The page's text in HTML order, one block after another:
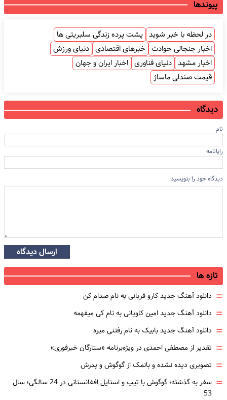
پیوندها
در لحظه با خبر شوید پشت پرده زندگی سلبریتی ها
اخبار جنجالی حوادث خبرهای اقتصادی دنیای ورزش
اخبار مشهد دنیای فناوری اخبار ایران و جهان
قیمت صندلی ماساژ
دیدگاه
نام
رایانامه
دیدگاه خود را بنویسید:
ارسال دیدگاه
تازه ها
= دانلود آهنگ جدید کارو قربانی به نام صدام کن
= دانلود آهنگ جدید امین کاویانی به نام کی میفهمه
= دانلود آهنگ جدید بابیک به نام رفتنی میره
= تقدیر از مصطفی احمدی در ویژه‌برنامه «ستارگان خبرفوری»
= تصویری دیده نشده و بانمک از گوگوش و پدرش
=
سفر به گذشته؛ گوگوش با تیپ و استایل افغانستانی در 24 سالگی؛ سال
53